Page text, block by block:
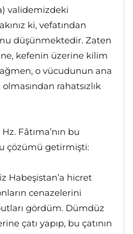
validemizdeki
ki, vefatından
düşünmektedir. Zaten
kefenin üzerine kilim
o vücudunun ana
olmasından rahatsızlık
Fâtıma’nın bu
çözümü getirmişti:
Habeşistan’a hicret
cenazelerini
gördüm. Dümdüz
çatı yapıp, bu çatının